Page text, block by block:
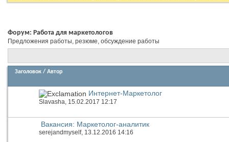
Форум: Работа для маркетологов
Предложения работы, резюме, обсуждение работы
Заголовок / Автор
Интернет-Маркетолог
Slavasha, 15.02.2017 12:17
Вакансия: Маркетолог-аналитик
serejandmyself, 13.12.2016 14:16